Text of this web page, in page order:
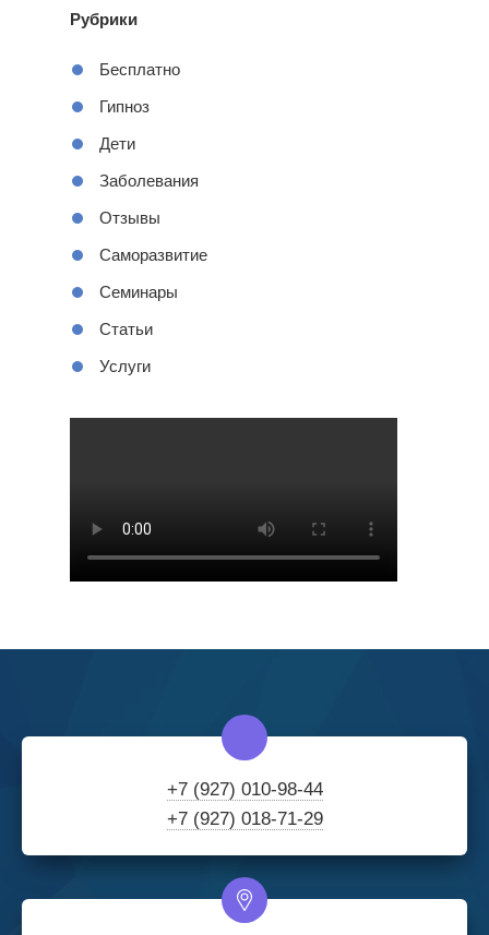
Рубрики
Бесплатно
Гипноз
Дети
Заболевания
Отзывы
Саморазвитие
Семинары
Статьи
Услуги
+7 (927) 010-98-44
+7 (927) 018-71-29